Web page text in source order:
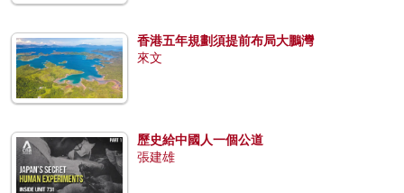
香港五年規劃須提前布局大鵬灣
來文
歷史給中國人一個公道
張建雄